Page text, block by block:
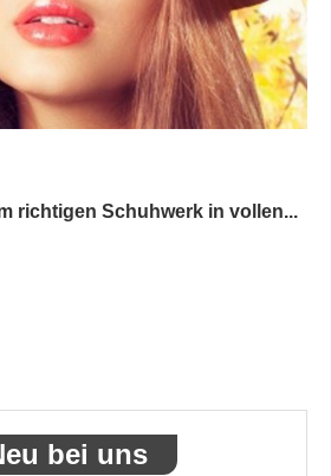
richtigen Schuhwerk in vollen...
bei uns